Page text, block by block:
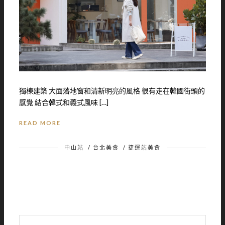
獨棟建築 大面落地窗和清新明亮的風格 很有走在韓國街頭的
感覺 結合韓式和義式風味 […]
READ MORE
中山站 / 台北美食 / 捷運站美食